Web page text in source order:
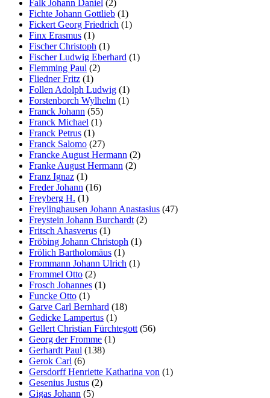
Falk Johann Daniel (2)
Fichte Johann Gottlieb (1)
Fickert Georg Friedrich (1)
Finx Erasmus (1)
Fischer Christoph (1)
Fischer Ludwig Eberhard (1)
Flemming Paul (2)
Fliedner Fritz (1)
Follen Adolph Ludwig (1)
Forstenborch Wylhelm (1)
Franck Johann (55)
Franck Michael (1)
Franck Petrus (1)
Franck Salomo (27)
Francke August Hermann (2)
Franke August Hermann (2)
Franz Ignaz (1)
Freder Johann (16)
Freyberg H. (1)
Freylinghausen Johann Anastasius (47)
Freystein Johann Burchardt (2)
Fritsch Ahasverus (1)
Fröbing Johann Christoph (1)
Frölich Bartholomäus (1)
Frommann Johann Ulrich (1)
Frommel Otto (2)
Frosch Johannes (1)
Funcke Otto (1)
Garve Carl Bernhard (18)
Gedicke Lampertus (1)
Gellert Christian Fürchtegott (56)
Georg der Fromme (1)
Gerhardt Paul (138)
Gerok Carl (6)
Gersdorff Henriette Katharina von (1)
Gesenius Justus (2)
Gigas Johann (5)